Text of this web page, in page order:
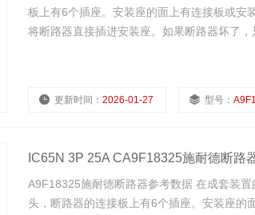
板上有6个插座。安装座的面上有连接板或安
将断路器直接插进安装座。如果断路器坏了，
更新时间： 2026-01-27 型号：
IC65N 3P 25A CA9F18325施耐德断路
A9F18325施耐德断路器参考数据 在成套装
头，断路器的连接板上有6个插座。安装座的